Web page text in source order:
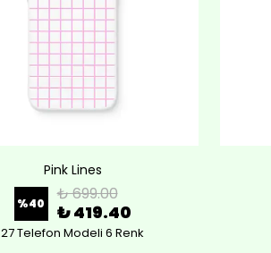
Pink Lines
%40 ₺ 699.00
₺ 419.40
27 Telefon Modeli 6 Renk